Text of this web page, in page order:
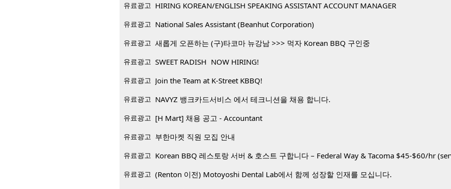
유료광고 HIRING KOREAN/ENGLISH SPEAKING ASSISTANT ACCOUNT MANAGER
유료광고 National Sales Assistant (Beanhut Corporation)
유료광고 새롭게 오픈하는 (구)타코마 뉴강남 >>> 먹자 Korean BBQ 구인중
유료광고 SWEET RADISH NOW HIRING!
유료광고 Join the Team at K-Street KBBQ!
유료광고 NAVYZ 뱅크카드서비스 에서 테크니션을 채용 합니다.
유료광고 [H Mart] 채용 공고 - Accountant
유료광고 부한마켓 직원 모집 안내
유료광고
유료광고 (Renton 이전) Motoyoshi Dental Lab에서 함께 성장할 인재를 모십니다.